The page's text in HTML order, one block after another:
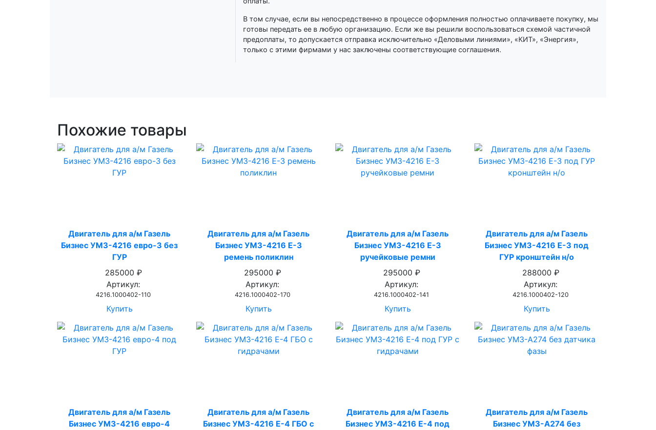
В том случае, если вы непосредственно в процессе оформления полностью оплачиваете покупку, мы
готовы передать ее в любую организацию. Если же вы решили воспользоваться схемой частичной
предоплаты, то допускается отправка исключительно «Деловыми линиями», «КИТ», «Энергия»,
только с этими фирмами у нас заключены соответствующие соглашения.
Похожие товары
Двигатель для а/м Газель
Бизнес УМЗ-4216 евро-3 без
ГУР
285000 ₽
Артикул:
4216.1000402-110
Купить
Двигатель для а/м Газель
Бизнес УМЗ-4216 Е-3
ремень поликлин
295000 ₽
Артикул:
4216.1000402-170
Купить
Двигатель для а/м Газель
Бизнес УМЗ-4216 Е-3
ручейковые ремни
295000 ₽
Артикул:
4216.1000402-141
Купить
Двигатель для а/м Газель
Бизнес УМЗ-4216 Е-3 под
ГУР кронштейн н/о
288000 ₽
Артикул:
4216.1000402-120
Купить
Двигатель для а/м Газель
Бизнес УМЗ-4216 евро-4
Двигатель для а/м Газель
Бизнес УМЗ-4216 Е-4 ГБО с
Двигатель для а/м Газель
Бизнес УМЗ-4216 Е-4 под
Двигатель для а/м Газель
Бизнес УМЗ-А274 без